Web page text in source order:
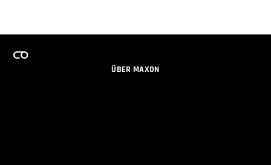
ÜBER MAXON